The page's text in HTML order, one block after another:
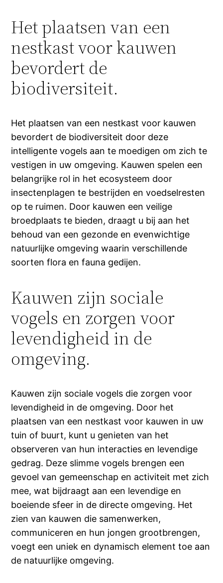
Het plaatsen van een
nestkast voor kauwen
bevordert de
biodiversiteit.
Het plaatsen van een nestkast voor kauwen
bevordert de biodiversiteit door deze
intelligente vogels aan te moedigen om zich te
vestigen in uw omgeving. Kauwen spelen een
belangrijke rol in het ecosysteem door
insectenplagen te bestrijden en voedselresten
op te ruimen. Door kauwen een veilige
broedplaats te bieden, draagt u bij aan het
behoud van een gezonde en evenwichtige
natuurlijke omgeving waarin verschillende
soorten flora en fauna gedijen.
Kauwen zijn sociale
vogels en zorgen voor
levendigheid in de
omgeving.
Kauwen zijn sociale vogels die zorgen voor
levendigheid in de omgeving. Door het
plaatsen van een nestkast voor kauwen in uw
tuin of buurt, kunt u genieten van het
observeren van hun interacties en levendige
gedrag. Deze slimme vogels brengen een
gevoel van gemeenschap en activiteit met zich
mee, wat bijdraagt aan een levendige en
boeiende sfeer in de directe omgeving. Het
zien van kauwen die samenwerken,
communiceren en hun jongen grootbrengen,
voegt een uniek en dynamisch element toe aan
de natuurlijke omgeving.